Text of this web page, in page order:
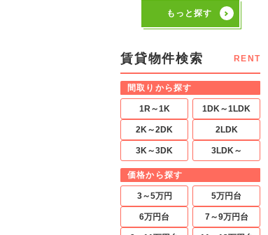
もっと探す
賃貸物件検索 RENT
間取りから探す
1R～1K 1DK～1LDK
2K～2DK 2LDK
3K～3DK 3LDK～
価格から探す
3～5万円 5万円台
6万円台 7～9万円台